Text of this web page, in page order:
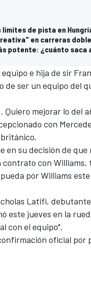
de pista en
en carreras
potente: ¿cuánto saca
e hija de sir
de ser un equipo del
Quiero mejorar lo del
con
en su decisión de
con Williams,
por Williams
Latifi,
este jueves en la
con el equipo".
oficial por